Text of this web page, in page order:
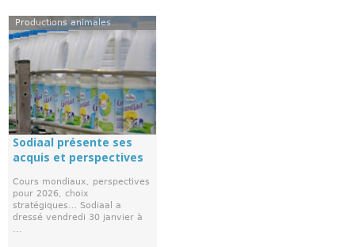
Productions animales
Sodiaal présente ses
acquis et perspectives
Cours mondiaux, perspectives
pour 2026, choix
stratégiques… Sodiaal a
dressé vendredi 30 janvier à